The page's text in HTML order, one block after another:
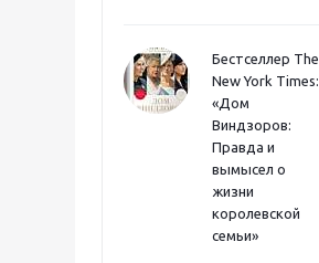
Бестселлер The
New York Times:
«Дом
Виндзоров:
Правда и
вымысел о
жизни
королевской
семьи»